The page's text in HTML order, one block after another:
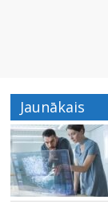
Jaunākais